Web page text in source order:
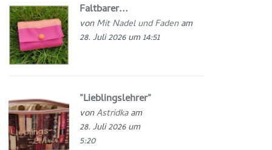
Faltbarer...
vonMit Nadel und Fadenam
28. Juli 2026 um 14:51
"Lieblingslehrer"
vonAstridkaam
28. Juli 2026 um
5:20